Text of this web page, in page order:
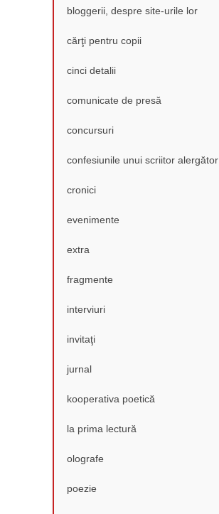
bloggerii, despre site-urile lor
cărţi pentru copii
cinci detalii
comunicate de presă
concursuri
confesiunile unui scriitor alergător
cronici
evenimente
extra
fragmente
interviuri
invitaţi
jurnal
kooperativa poetică
la prima lectură
olografe
poezie